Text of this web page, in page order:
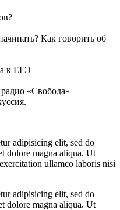
Как говорить об
к ЕГЭ
«Свобода»
adipisicing elit, sed do
dolore magna aliqua. Ut
ullamco laboris nisi
adipisicing elit, sed do
dolore magna aliqua. Ut